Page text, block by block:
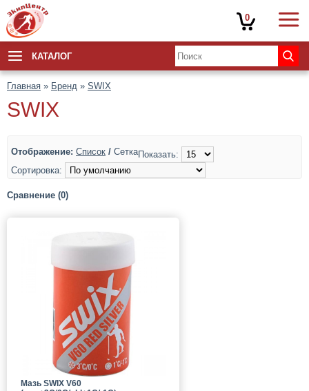
КАТАЛОГ
Главная » Бренд » SWIX
SWIX
Отображение: Список / СеткаПоказать:
Сортировка:
Сравнение (0)
Мазь SWIX V60
0